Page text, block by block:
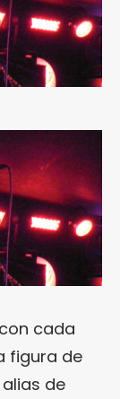
cada
figura de
de